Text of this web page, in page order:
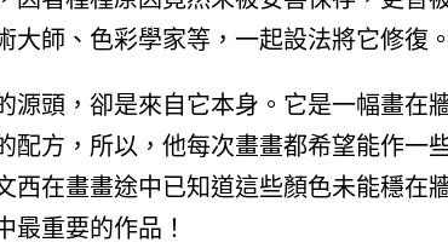
大師、色彩學家等，一起設法將它修復。
源頭，卻是來自它本身。它是一幅畫
配方，所以，他每次畫畫都希望能作一
西在畫畫途中已知道這些顏色未能穩
最重要的作品！